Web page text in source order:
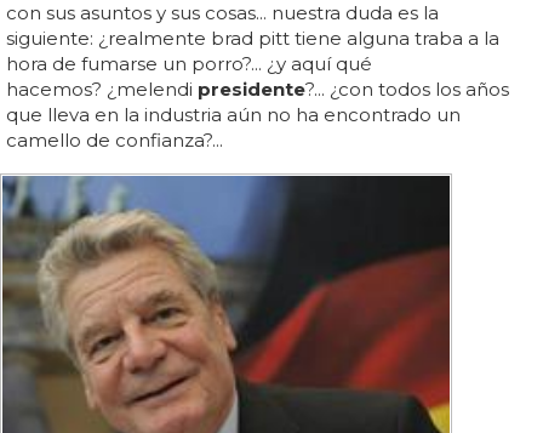
con sus asuntos y sus cosas... nuestra duda es la
siguiente: ¿realmente brad pitt tiene alguna traba a la
hora de fumarse un porro?... ¿y aquí qué
hacemos? ¿melendi presidente?... ¿con todos los años
que lleva en la industria aún no ha encontrado un
camello de confianza?...